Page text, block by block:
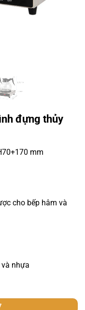
đựng thủy
mm
cho bếp hâm và
nhựa